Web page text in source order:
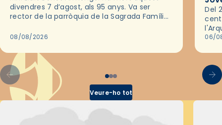
divendres 7 d’agost, als 95 anys. Va ser
rector de la parròquia de la Sagrada Família
2018,…
08/08/2026
Del
les
06/
Veure-ho tot